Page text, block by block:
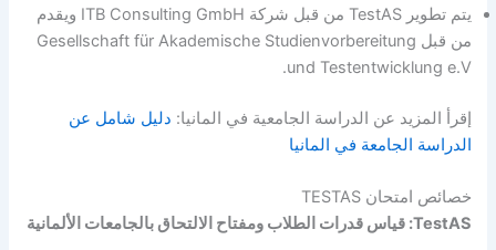
يتم تطوير TestAS من قبل شركة ITB Consulting GmbH ويقدم
من قبل Gesellschaft für Akademische Studienvorbereitung
und Testentwicklung e.V.
إقرأ المزيد عن الدراسة الجامعية في المانيا: دليل شامل عن
الدراسة الجامعة في المانيا
خصائص امتحان TESTAS
TestAS: قياس قدرات الطلاب ومفتاح الالتحاق بالجامعات الألمانية